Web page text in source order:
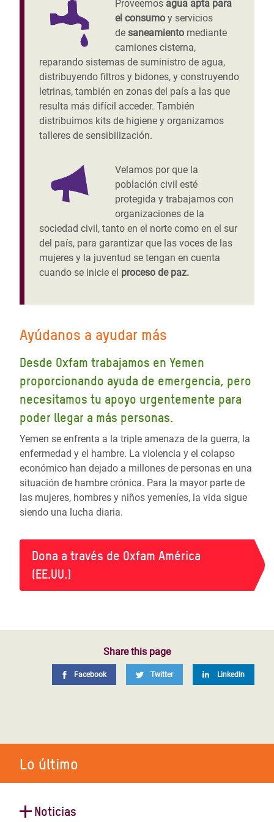
Proveemos agua apta para
el consumo y servicios
de saneamiento mediante
camiones cisterna,
reparando sistemas de suministro de agua,
distribuyendo filtros y bidones, y construyendo
letrinas, también en zonas del país a las que
resulta más difícil acceder. También
distribuimos kits de higiene y organizamos
talleres de sensibilización.
Velamos por que la
población civil esté
protegida y trabajamos con
organizaciones de la
sociedad civil, tanto en el norte como en el sur
del país, para garantizar que las voces de las
mujeres y la juventud se tengan en cuenta
cuando se inicie el proceso de paz.
Ayúdanos a ayudar más
Desde Oxfam trabajamos en Yemen
proporcionando ayuda de emergencia, pero
necesitamos tu apoyo urgentemente para
poder llegar a más personas.
Yemen se enfrenta a la triple amenaza de la guerra, la
enfermedad y el hambre. La violencia y el colapso
económico han dejado a millones de personas en una
situación de hambre crónica. Para la mayor parte de
las mujeres, hombres y niños yemeníes, la vida sigue
siendo una lucha diaria.
Dona a través de Oxfam América
(EE.UU.)
Share this page
Facebook Twitter LinkedIn
Lo último
Noticias